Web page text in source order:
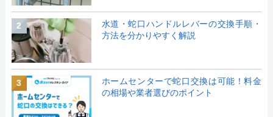
2
水道・蛇口ハンドルレバーの交換手順・
方法を分かりやすく解説
3
ホームセンターで蛇口交換は可能！料金
の相場や業者選びのポイント